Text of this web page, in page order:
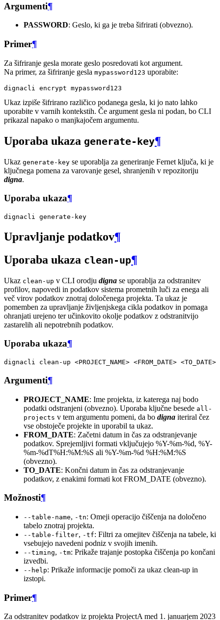
Argumenti¶
PASSWORD: Geslo, ki ga je treba šifrirati (obvezno).
Primer¶
Za šifriranje gesla morate geslo posredovati kot argument.
Na primer, za šifriranje gesla mypassword123 uporabite:
dignacli encrypt
Ukaz izpiše šifrirano različico podanega gesla, ki jo nato lahko
uporabite v varnih kontekstih. Če argument gesla ni podan, bo CLI
prikazal napako o manjkajočem argumentu.
Uporaba ukaza generate-key¶
Ukaz generate-key se uporablja za generiranje Fernet ključa, ki je
ključnega pomena za varovanje gesel, shranjenih v repozitoriju
digna.
Uporaba ukaza¶
dignacli
Upravljanje podatkov¶
Uporaba ukaza clean-up¶
Ukaz clean-up v CLI orodju digna se uporablja za odstranitev
profilov, napovedi in podatkov sistema prometnih luči za enega ali
več virov podatkov znotraj določenega projekta. Ta ukaz je
pomemben za upravljanje življenjskega cikla podatkov in pomaga
ohranjati urejeno ter učinkovito okolje podatkov z odstranitvijo
zastarelih ali nepotrebnih podatkov.
Uporaba ukaza¶
dignacli clean-up <PROJECT_NAME> <FROM_DATE> <TO_DATE>
Argumenti¶
PROJECT_NAME: Ime projekta, iz katerega naj bodo
podatki odstranjeni (obvezno). Uporaba ključne besede all-
projects v tem argumentu pomeni, da bo digna iteriral čez
vse obstoječe projekte in uporabil ta ukaz.
FROM_DATE: Začetni datum in čas za odstranjevanje
podatkov. Sprejemljivi formati vključujejo %Y-%m-%d, %Y-
%m-%dT%H:%M:%S ali %Y-%m-%d %H:%M:%S
(obvezno).
TO_DATE: Končni datum in čas za odstranjevanje
podatkov, z enakimi formati kot FROM_DATE (obvezno).
Možnosti¶
--table-name, -tn: Omeji operacijo čiščenja na določeno
tabelo znotraj projekta.
--table-filter, -tf: Filtri za omejitev čiščenja na tabele, ki
vsebujejo navedeni podniz v svojih imenih.
--timing, -tm: Prikaže trajanje postopka čiščenja po končani
izvedbi.
--help: Prikaže informacije pomoči za ukaz clean-up in
izstopi.
Primer¶
Za odstranitev podatkov iz projekta ProjectA med 1. januarjem 2023